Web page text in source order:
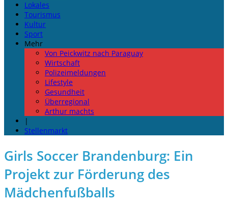
Lokales
Tourismus
Kultur
Sport
Mehr
Von Peickwitz nach Paraguay
Wirtschaft
Polizeimeldungen
Lifestyle
Gesundheit
Überregional
Arthur machts
|
Stellenmarkt
Girls Soccer Brandenburg: Ein
Projekt zur Förderung des
Mädchenfußballs